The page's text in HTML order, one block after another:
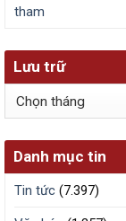
tham
Lưu trữ
Lưu
Danh mục tin
Tin tức (7.397)